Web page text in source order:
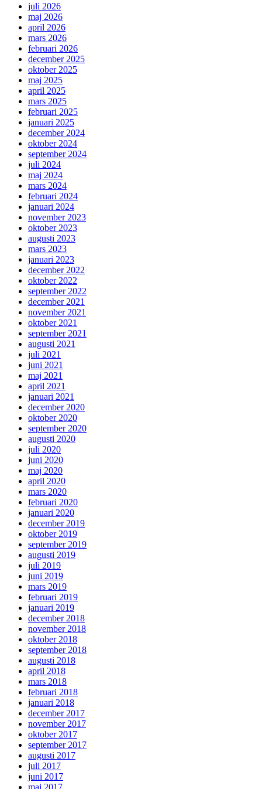
juli 2026
maj 2026
april 2026
mars 2026
februari 2026
december 2025
oktober 2025
maj 2025
april 2025
mars 2025
februari 2025
januari 2025
december 2024
oktober 2024
september 2024
juli 2024
maj 2024
mars 2024
februari 2024
januari 2024
november 2023
oktober 2023
augusti 2023
mars 2023
januari 2023
december 2022
oktober 2022
september 2022
december 2021
november 2021
oktober 2021
september 2021
augusti 2021
juli 2021
juni 2021
maj 2021
april 2021
januari 2021
december 2020
oktober 2020
september 2020
augusti 2020
juli 2020
juni 2020
maj 2020
april 2020
mars 2020
februari 2020
januari 2020
december 2019
oktober 2019
september 2019
augusti 2019
juli 2019
juni 2019
mars 2019
februari 2019
januari 2019
december 2018
november 2018
oktober 2018
september 2018
augusti 2018
april 2018
mars 2018
februari 2018
januari 2018
december 2017
november 2017
oktober 2017
september 2017
augusti 2017
juli 2017
juni 2017
maj 2017